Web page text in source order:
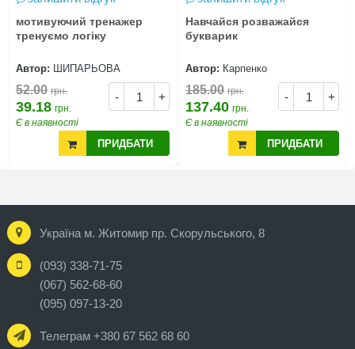
мотивуючий тренажер
тренуємо логіку
Автор: ШИПАРЬОВА
- +
52.00 грн.
39.18 грн.
Є в наявності
ПРИДБАТИ
Навчайся розважайся
букварик
Автор: Карпенко
- +
185.00 грн.
137.40 грн.
Є в наявності
ПРИДБАТИ
Україна м. Житомир пр. Скорульського, 8
(093) 338-71-75
(067) 562-68-60
(095) 097-13-20
Телеграм +380 67 562 68 60